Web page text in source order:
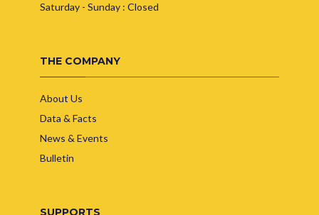
Saturday - Sunday : Closed
THE COMPANY
About Us
Data & Facts
News & Events
Bulletin
SUPPORTS